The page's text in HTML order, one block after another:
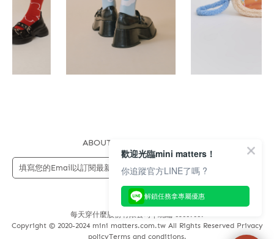
ABOUT US
每天穿什麼股份有限公司 | 統編 83689089
Copyright © 2020-2024 mini matters.com.tw All Rights Reserved Privacy
policyTerms and conditions.
歡迎光臨mini matters！
你追蹤官方LINE了嗎 ?
解鎖任務拿專屬優惠